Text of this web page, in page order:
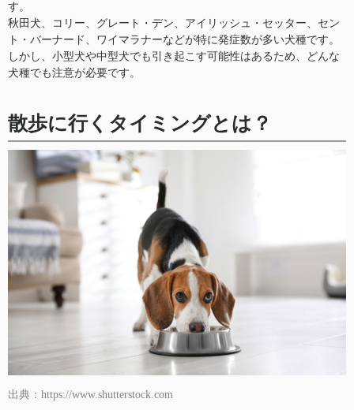
す。
秋田犬、コリー、グレート・デン、アイリッシュ・セッター、セン
ト・バーナード、ワイマラナーなどが特に発症数が多い犬種です。
しかし、小型犬や中型犬でも引き起こす可能性はあるため、どんな
犬種でも注意が必要です。
散歩に行くタイミングとは？
出典：https://www.shutterstock.com